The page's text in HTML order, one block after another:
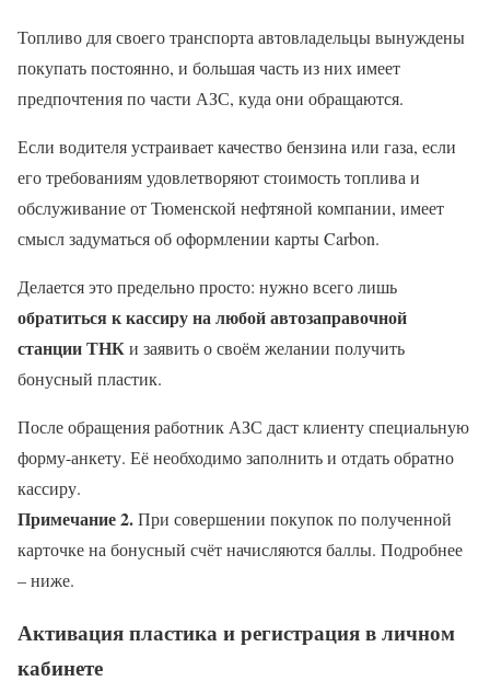
Топливо для своего транспорта автовладельцы вынуждены
покупать постоянно, и большая часть из них имеет
предпочтения по части АЗС, куда они обращаются.
Если водителя устраивает качество бензина или газа, если
его требованиям удовлетворяют стоимость топлива и
обслуживание от Тюменской нефтяной компании, имеет
смысл задуматься об оформлении карты Carbon.
Делается это предельно просто: нужно всего лишь
обратиться к кассиру на любой автозаправочной
станции ТНКи заявить о своём желании получить
бонусный пластик.
После обращения работник АЗС даст клиенту специальную
форму-анкету. Её необходимо заполнить и отдать обратно
кассиру.
Примечание 2.При совершении покупок по полученной
карточке на бонусный счёт начисляются баллы. Подробнее
– ниже.
Активация пластика и регистрация в личном
кабинете